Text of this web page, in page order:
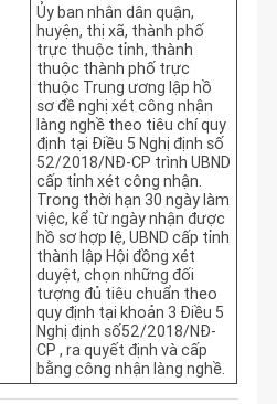
Ủy ban nhân dân quận,
huyện, thị xã, thành phố
trực thuộc tỉnh, thành
thuộc thành phố trực
thuộc Trung ương lập hồ
sơ đề nghị xét công nhận
làng nghề theo tiêu chí quy
định tại Điều 5 Nghị định số
52/2018/NĐ-CP trình UBND
cấp tỉnh xét công nhận.
Trong thời hạn 30 ngày làm
việc, kể từ ngày nhận được
hồ sơ hợp lệ, UBND cấp tỉnh
thành lập Hội đồng xét
duyệt, chọn những đối
tượng đủ tiêu chuẩn theo
quy định tại khoản 3 Điều 5
Nghị định số52/2018/NĐ-
CP , ra quyết định và cấp
bằng công nhận làng nghề.